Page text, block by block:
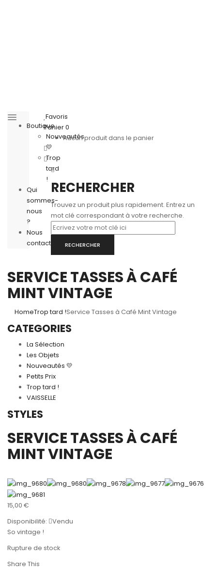
Boutique
Nouveautés
💛
Trop
tard
!
Qui
sommes-
nous
?
Nous
contacter
Favoris
Panier0
Aucun produit dans le panier
RECHERCHER
Trouvez un produit plus rapidement. Entrez un
mot clé correspondant à votre recherche.
RECHERCHER
SERVICE TASSES À CAFÉ
MINT VINTAGE
HomeTrop tard !Service Tasses à Café Mint Vintage
CATEGORIES
La Sélection
Les Objets
Nouveautés 💛
Petits Prix
Trop tard !
VAISSELLE
STYLES
SERVICE TASSES À CAFÉ
MINT VINTAGE
15,00 €
Disponibilité:
Vendu
So vintage !
Rupture de stock
Share This